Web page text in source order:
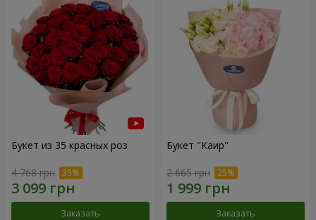
Букет из 35 красных роз
4 768 грн
Заказать
Букет "Каир"
2 665 грн
Заказать